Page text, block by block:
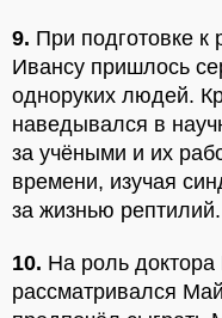
9. При подготовке к
Ивансу пришлось
одноруких людей.
наведывался в
за учёными и их
времени, изучая
за жизнью рептилий.
10. На роль доктора
рассматривался